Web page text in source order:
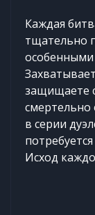
Каждая
тщательно
защищаете
смертельно
в серии
Исход